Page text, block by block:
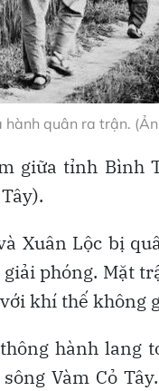
hành quân ra trận.
giữa tỉnh Bình
Xuân Lộc bị
phóng. Mặt
khí thế không
hành
Vàm Cỏ